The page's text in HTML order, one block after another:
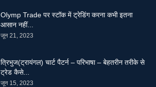
Olymp Trade पर स्टॉक में ट्रेडिंग करना कभी इतना
आसान नहीं...
जून 21, 2023
त्रिभुज(ट्रायंगल) चार्ट पैटर्न – परिभाषा – बेहतरीन तरीके से
ट्रेड कैसे...
जून 15, 2023